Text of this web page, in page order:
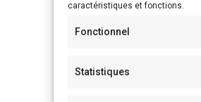
caractéristiques et fonctions.
Fonctionnel
Statistiques